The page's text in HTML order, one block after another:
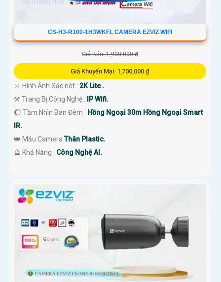
CS-H3-R100-1H3WKFL CAMERA EZVIZ WIFI
Giá Bán: 1,900,000 ₫
Giá Khuyến Mại: 1,700,000 ₫
🔆 Hình Ảnh Sắc nét : 2K Lite .
⚒ Trang Bị Công Nghệ :
IP Wifi.
🌔 Tầm Nhìn Ban Đêm : Hồng Ngoại 30m Hồng Ngoại Smart
IR.
👑 Mẫu CameraThân Plastic.
️🔮 Khả Năng : Công Nghệ AI.